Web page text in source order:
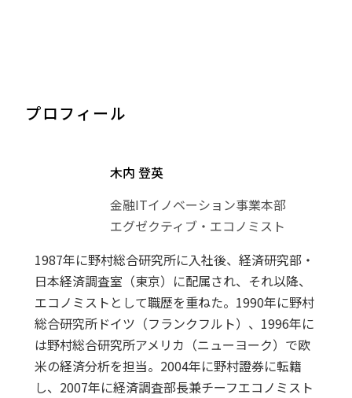
プロフィール
木内 登英
金融ITイノベーション事業本部
エグゼクティブ・エコノミスト
1987年に野村総合研究所に入社後、経済研究部・
日本経済調査室（東京）に配属され、それ以降、
エコノミストとして職歴を重ねた。1990年に野村
総合研究所ドイツ（フランクフルト）、1996年に
は野村総合研究所アメリカ（ニューヨーク）で欧
米の経済分析を担当。2004年に野村證券に転籍
し、2007年に経済調査部長兼チーフエコノミスト